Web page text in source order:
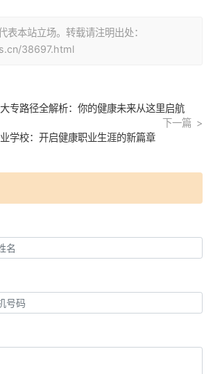
表本站立场。转载请注明出处：
38697.html
专路径全解析：你的健康未来从这里启航
下一篇
学校：开启健康职业生涯的新篇章